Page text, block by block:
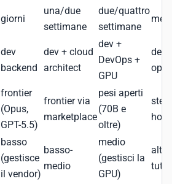
giorni
una/due
settimane
due/quattro
settimane
mesi
dev
backend
dev + cloud
architect
dev +
DevOps +
GPU
dev
ops
frontier
(Opus,
GPT-5.5)
frontier via
marketplace
pesi aperti
(70B e
oltre)
basso
(gestisce
il vendor)
basso-
medio
medio
(gestisci la
GPU)
alto